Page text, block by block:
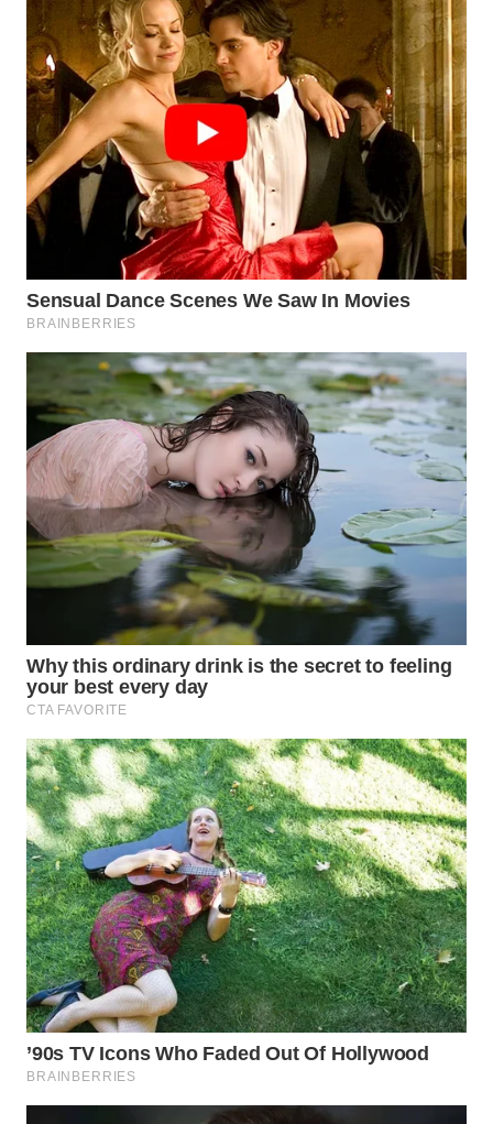
WN
LANGKAT
WN
TAPANULI
SELATAN
WN
WN
KARO
WN
SIMALUNGUN
WN
LABUHANBATU
WN
WN DELI
SERDANG
WN
TEBING
TINGGI
WN
PAKPAK
WN
KARAWANG
WN
BEKASI
WN